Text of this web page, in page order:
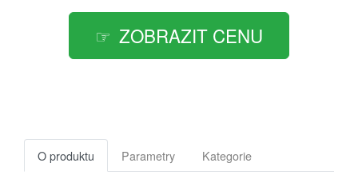
ZOBRAZIT CENU
O produktu Parametry Kategorie